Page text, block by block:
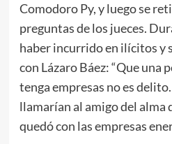
Comodoro Py, y luego se
preguntas de los jueces.
haber incurrido en ilícitos y
con Lázaro Báez: “Que una
tenga empresas no es
llamarían al amigo del alma
quedó con las empresas